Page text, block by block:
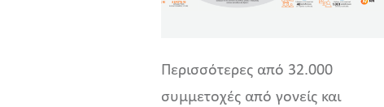
Περισσότερες από 32.000
συμμετοχές από γονείς και